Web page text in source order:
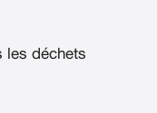
les déchets